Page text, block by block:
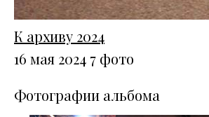
К архиву 2024
16 мая 2024 7 фото
Фотографии альбома